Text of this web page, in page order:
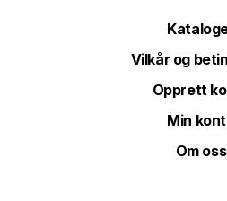
Vilkår og
Opprett
Min
Om oss